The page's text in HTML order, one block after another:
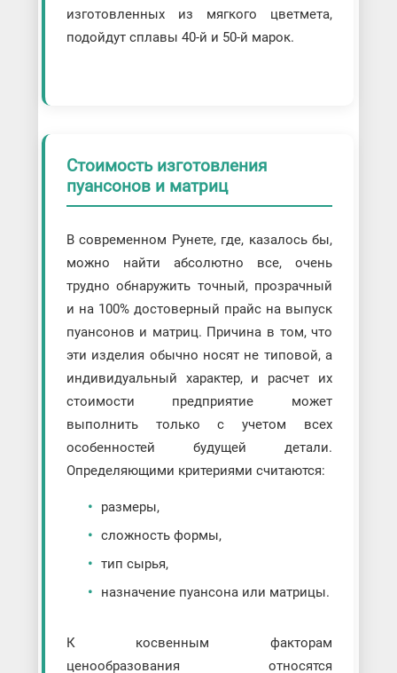
изготовленных из мягкого цветмета,
подойдут сплавы 40-й и 50-й марок.
Стоимость изготовления
пуансонов и матриц
В современном Рунете, где, казалось бы,
можно найти абсолютно все, очень
трудно обнаружить точный, прозрачный
и на 100% достоверный прайс на выпуск
пуансонов и матриц. Причина в том, что
эти изделия обычно носят не типовой, а
индивидуальный характер, и расчет их
стоимости предприятие может
выполнить только с учетом всех
особенностей будущей детали.
Определяющими критериями считаются:
размеры,
сложность формы,
тип сырья,
назначение пуансона или матрицы.
К косвенным факторам
ценообразования относятся